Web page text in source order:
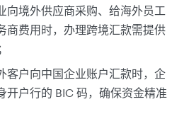
向境外供应商采购、给海外员工
商费用时，办理跨境汇款需提供
客户向中国企业账户汇款时，企
开户行的 BIC 码，确保资金精准